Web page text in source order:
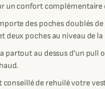
un confort
des poches doublés
deux poches au niveau de
partout au dessus d'un pull
de rehuilé votre